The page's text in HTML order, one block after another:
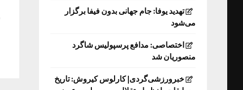
تهدید یوفا: جام جهانی بدون فیفا برگزار
می‌شود
اختصاصی: مدافع پرسپولیس شاگرد
منصوریان شد
خبرورزشی‌گردی| کارلوس کیروش: تاریخ